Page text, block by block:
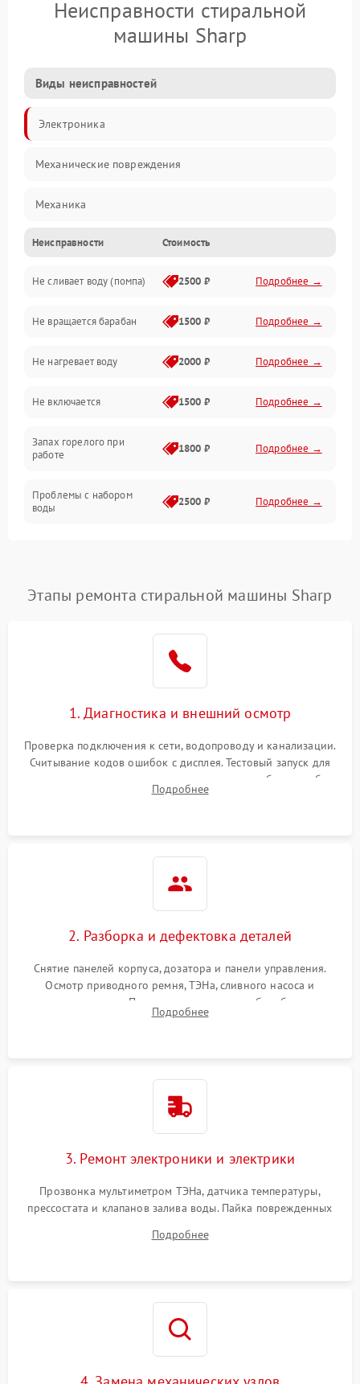
Неисправности стиральной
машины Sharp
Виды неисправностей
Электроника
Механические повреждения
Механика
Электропитание
Водоснабжение
Слив
Программное обеспечение
Неисправности Стоимость
Не сливает воду (помпа) 2500 ₽ Подробнее →
Не вращается барабан 1500 ₽ Подробнее →
Не нагревает воду 2000 ₽ Подробнее →
Не включается 1500 ₽ Подробнее →
Запах горелого при
работе
1800 ₽ Подробнее →
Проблемы с набором
воды
2500 ₽ Подробнее →
Замена платы управления Подробнее →
Этапы ремонта стиральной машины Sharp
1. Диагностика и внешний осмотр
Проверка подключения к сети, водопроводу и канализации.
Считывание кодов ошибок с дисплея. Тестовый запуск для
выявления посторонних шумов, протечек или сбоев в работе
электронного модуля управления.
Подробнее
2. Разборка и дефектовка деталей
Снятие панелей корпуса, дозатора и панели управления.
Осмотр приводного ремня, ТЭНа, сливного насоса и
амортизаторов. Проверка подшипников барабана и
крестовины на износ, а манжеты люка на разрывы.
Подробнее
3. Ремонт электроники и электрики
Прозвонка мультиметром ТЭНа, датчика температуры,
прессостата и клапанов залива воды. Пайка поврежденных
Восстановление целостности проводки и контактов.
Подробнее